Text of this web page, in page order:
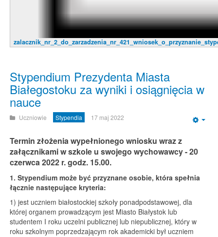
Stypendium Prezydenta Miasta
Białegostoku za wyniki i osiągnięcia w
nauce
Uczniowie Stypendia 17 maj 2022
Termin złożenia wypełnionego wniosku wraz z
załącznikami w szkole u swojego wychowawcy - 20
czerwca 2022 r. godz. 15.00.
1. Stypendium może być przyznane osobie, która spełnia
łącznie następujące kryteria:
1) jest uczniem białostockiej szkoły ponadpodstawowej, dla
której organem prowadzącym jest Miasto Białystok lub
studentem I roku uczelni publicznej lub niepublicznej, który w
roku szkolnym poprzedzającym rok akademicki był uczniem